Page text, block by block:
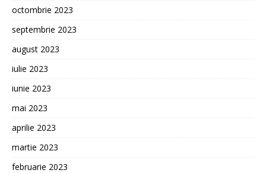
octombrie 2023
septembrie 2023
august 2023
iulie 2023
iunie 2023
mai 2023
aprilie 2023
martie 2023
februarie 2023